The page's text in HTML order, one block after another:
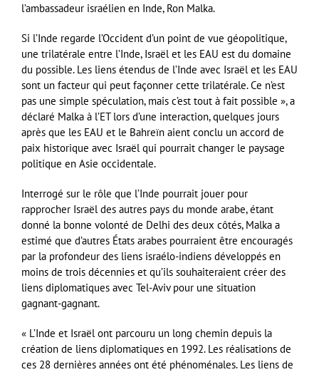
l’ambassadeur israélien en Inde, Ron Malka.
Si l’Inde regarde l’Occident d’un point de vue géopolitique,
une trilatérale entre l’Inde, Israël et les EAU est du domaine
du possible. Les liens étendus de l’Inde avec Israël et les EAU
sont un facteur qui peut façonner cette trilatérale. Ce n’est
pas une simple spéculation, mais c’est tout à fait possible », a
déclaré Malka à l’ET lors d’une interaction, quelques jours
après que les EAU et le Bahreïn aient conclu un accord de
paix historique avec Israël qui pourrait changer le paysage
politique en Asie occidentale.
Interrogé sur le rôle que l’Inde pourrait jouer pour
rapprocher Israël des autres pays du monde arabe, étant
donné la bonne volonté de Delhi des deux côtés, Malka a
estimé que d’autres États arabes pourraient être encouragés
par la profondeur des liens israélo-indiens développés en
moins de trois décennies et qu’ils souhaiteraient créer des
liens diplomatiques avec Tel-Aviv pour une situation
gagnant-gagnant.
« L’Inde et Israël ont parcouru un long chemin depuis la
création de liens diplomatiques en 1992. Les réalisations de
ces 28 dernières années ont été phénoménales. Les liens de